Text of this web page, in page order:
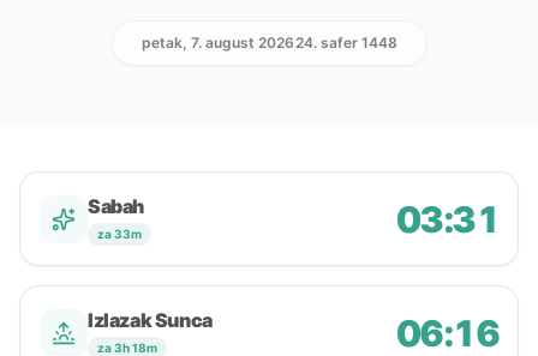
petak, 7. august 202624. safer 1448
Sabah
za 33m 03:31
Izlazak Sunca
za 3h 18m 06:16